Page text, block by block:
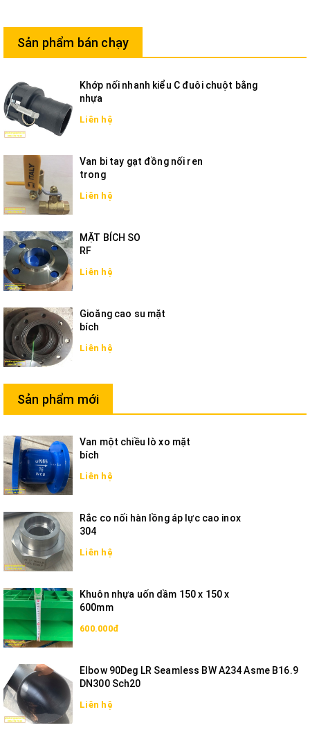
Sản phẩm bán chạy
Khớp nối nhanh kiểu C đuôi chuột bằng
nhựa
Liên hệ
Van bi tay gạt đồng nối ren
trong
Liên hệ
MẶT BÍCH SO
RF
Liên hệ
Gioăng cao su mặt
bích
Liên hệ
Sản phẩm mới
Van một chiều lò xo mặt
bích
Liên hệ
Rắc co nối hàn lồng áp lực cao inox
304
Liên hệ
Khuôn nhựa uốn dầm 150 x 150 x
600mm
600.000đ
Elbow 90Deg LR Seamless BW A234 Asme B16.9
DN300 Sch20
Liên hệ